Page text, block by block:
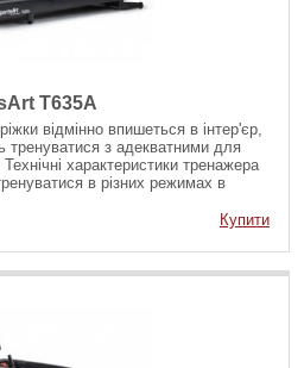
T635A
відмінно впишеться в інтер'єр,
тренуватися з адекватними для
характеристики тренажера
в різних режимах в
роликами полегшить
тренажера.
Купити